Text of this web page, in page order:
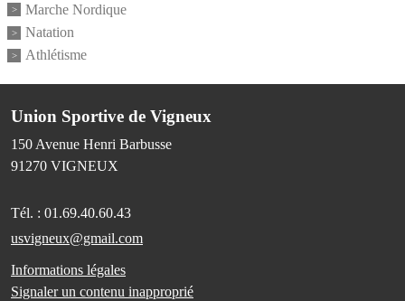
Marche Nordique
Natation
Athlétisme
Union Sportive de Vigneux
150 Avenue Henri Barbusse
91270 VIGNEUX
Tél. : 01.69.40.60.43
usvigneux@gmail.com
Informations légales
Signaler un contenu inapproprié